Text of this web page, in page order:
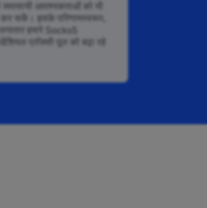
व्यवसायी आवश्यकताओं को भी
कर सकें। इसके परिणामस्वरूप,
हमारे Socks5
प्रॉक्सी पूल को बढ़ा रहे